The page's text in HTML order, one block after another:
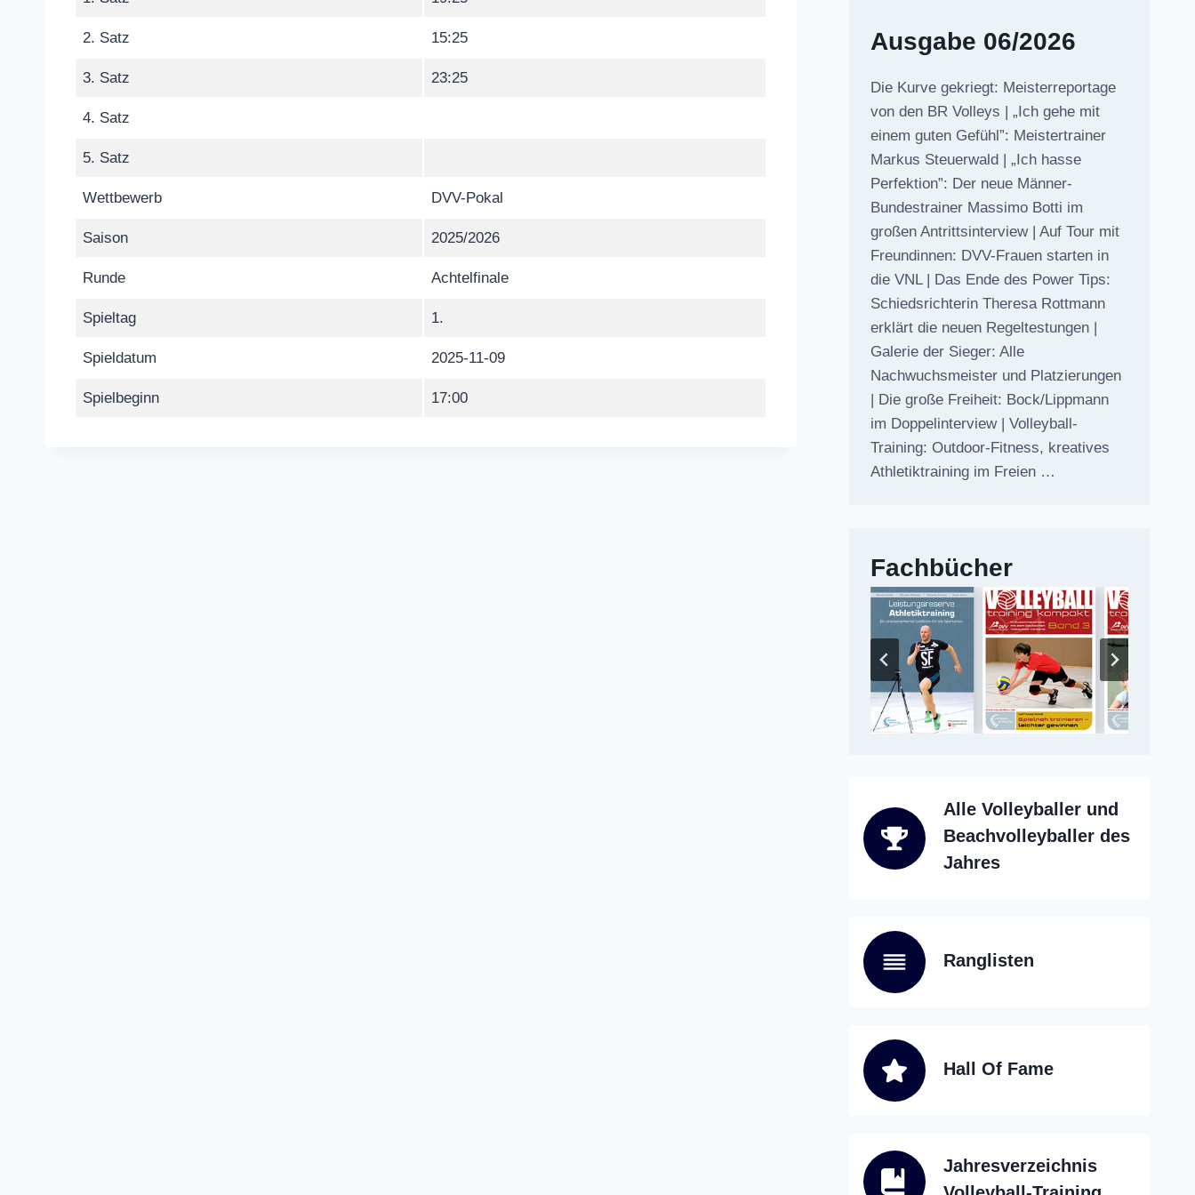
2. Satz 15:25
3. Satz 23:25
4. Satz
5. Satz
Wettbewerb DVV-Pokal
Saison 2025/2026
Runde Achtelfinale
Spieltag 1.
Spieldatum 2025-11-09
Spielbeginn 17:00
Ausgabe 06/2026
Die Kurve gekriegt: Meisterreportage
von den BR Volleys | „Ich gehe mit
einem guten Gefühl”: Meistertrainer
Markus Steuerwald | „Ich hasse
Perfektion”: Der neue Männer-
Bundestrainer Massimo Botti im
großen Antrittsinterview | Auf Tour mit
Freundinnen: DVV-Frauen starten in
die VNL | Das Ende des Power Tips:
Schiedsrichterin Theresa Rottmann
erklärt die neuen Regeltestungen |
Galerie der Sieger: Alle
Nachwuchsmeister und Platzierungen
| Die große Freiheit: Bock/Lippmann
im Doppelinterview | Volleyball-
Training: Outdoor-Fitness, kreatives
Athletiktraining im Freien …
Fachbücher
Alle Volleyballer und
Beachvolleyballer des
Jahres
Ranglisten
Hall Of Fame
Jahresverzeichnis